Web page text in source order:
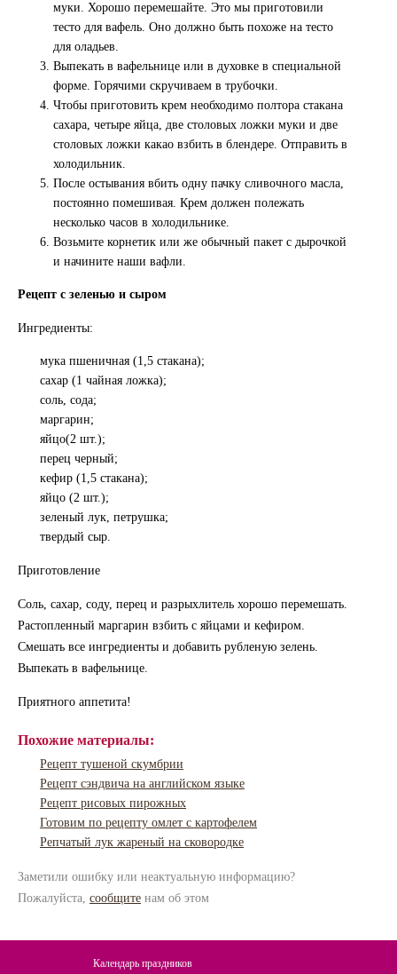
муки. Хорошо перемешайте. Это мы приготовили
тесто для вафель. Оно должно быть похоже на тесто
для оладьев.
Выпекать в вафельнице или в духовке в специальной
форме. Горячими скручиваем в трубочки.
Чтобы приготовить крем необходимо полтора стакана
сахара, четыре яйца, две столовых ложки муки и две
столовых ложки какао взбить в блендере. Отправить в
холодильник.
После остывания вбить одну пачку сливочного масла,
постоянно помешивая. Крем должен полежать
несколько часов в холодильнике.
Возьмите корнетик или же обычный пакет с дырочкой
и начините наши вафли.
Рецепт с зеленью и сыром
Ингредиенты:
мука пшеничная (1,5 стакана);
сахар (1 чайная ложка);
соль, сода;
маргарин;
яйцо(2 шт.);
перец черный;
кефир (1,5 стакана);
яйцо (2 шт.);
зеленый лук, петрушка;
твердый сыр.
Приготовление
Соль, сахар, соду, перец и разрыхлитель хорошо перемешать.
Растопленный маргарин взбить с яйцами и кефиром.
Смешать все ингредиенты и добавить рубленую зелень.
Выпекать в вафельнице.
Приятного аппетита!
Похожие материалы:
Рецепт тушеной скумбрии
Рецепт сэндвича на английском языке
Рецепт рисовых пирожных
Готовим по рецепту омлет с картофелем
Репчатый лук жареный на сковородке
Заметили ошибку или неактуальную информацию?
Пожалуйста, сообщите нам об этом
Календарь праздников